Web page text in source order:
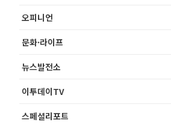
오피니언
문화·라이프
뉴스발전소
이투데이TV
스페셜리포트